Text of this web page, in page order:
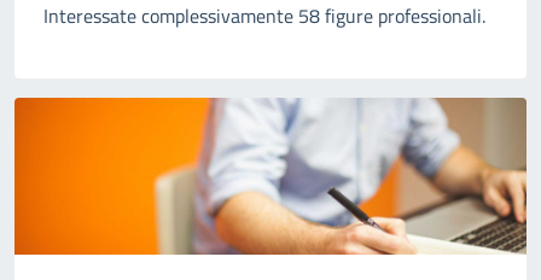
Interessate complessivamente 58 figure professionali.